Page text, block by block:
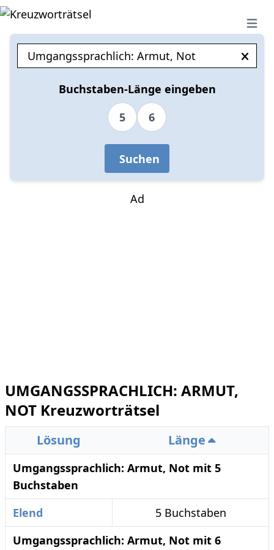
Open
Buchstaben-Länge eingeben
5
6
Suchen
Ad
UMGANGSSPRACHLICH: ARMUT,
NOT Kreuzworträtsel
Lösung Länge
Umgangssprachlich: Armut, Not mit 5
Buchstaben
Elend
5 Buchstaben
Umgangssprachlich: Armut, Not mit 6